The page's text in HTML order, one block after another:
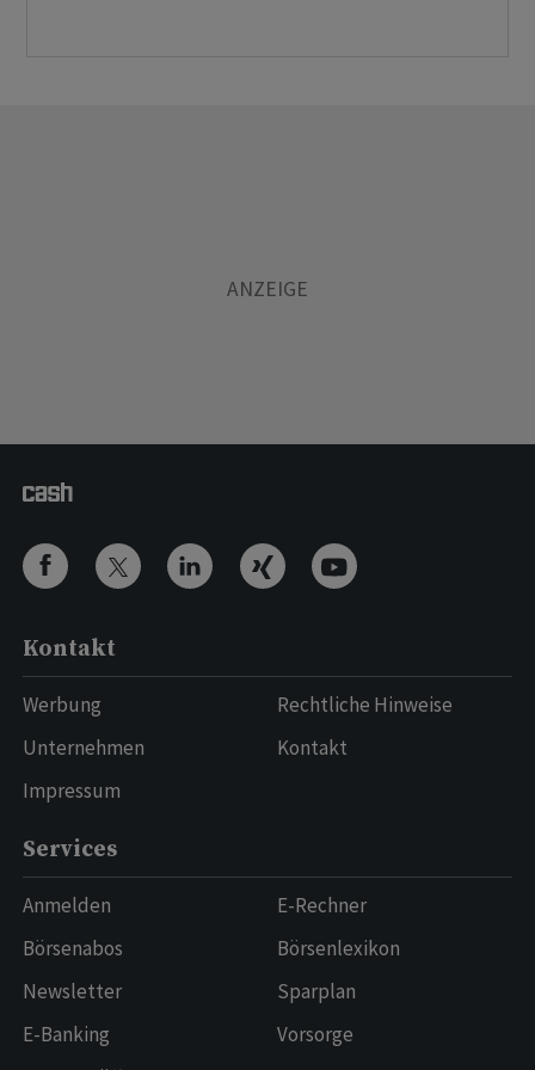
Kontakt
Werbung
Unternehmen
Impressum
Rechtliche Hinweise
Kontakt
Services
Anmelden
Börsenabos
Newsletter
E-Banking
E-Rechner
Börsenlexikon
Sparplan
Vorsorge